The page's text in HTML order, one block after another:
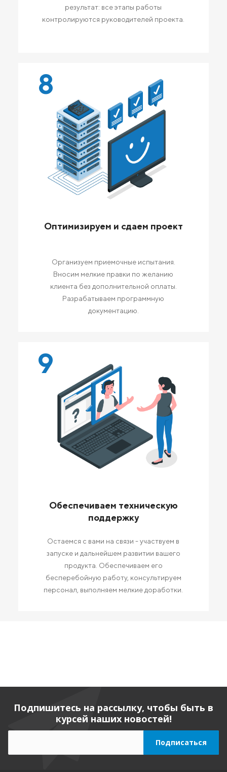
результат: все этапы работы
контролируются руководителей проекта.
8
Оптимизируем и сдаем проект
Организуем приемочные испытания.
Вносим мелкие правки по желанию
клиента без дополнительной оплаты.
Разрабатываем программную
документацию.
9
Обеспечиваем техническую
поддержку
Остаемся с вами на связи - участвуем в
запуске и дальнейшем развитии вашего
продукта. Обеспечиваем его
бесперебойную работу, консультируем
персонал, выполняем мелкие доработки.
Подпишитесь на рассылку, чтобы быть в
курсей наших новостей!